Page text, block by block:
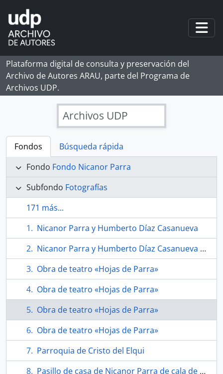
Skip to main content
Plataforma digital de consulta y preservación del
Archivo de Autores ARAU, parte del Programa de
Archivos UDP.
Archivos UDP
Fondos
Búsqueda rápida
Fondo Fondo Nicanor Parra
Subfondo Fotografías
171 más...
Nicanor Parra y Humberto Díaz Casanueva
Nicanor Parra y Humberto Díaz Casanueva en cumpleaños
Obra de teatro «Hojas de Parra»
Obra de teatro «Hojas de Parra»
Obra de teatro «Hojas de Parra»
Obra de teatro «Hojas de Parra»
Parroquia de Cristo del Elqui
Pasillo de casa de Nicanor Parra de cala de La Reina